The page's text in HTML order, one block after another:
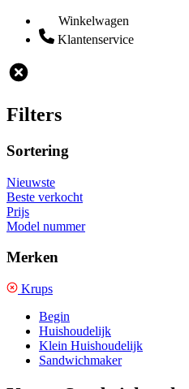
Winkelwagen
Klantenservice
Filters
Sortering
Nieuwste
Beste verkocht
Prijs
Model nummer
Merken
Krups
Begin
Huishoudelijk
Klein Huishoudelijk
Sandwichmaker